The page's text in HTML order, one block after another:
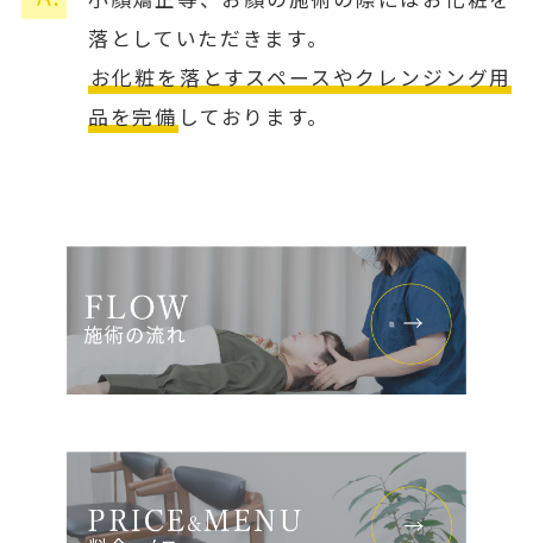
落としていただきます。
お化粧を落とすスペースやクレンジング用
品を完備 しております。